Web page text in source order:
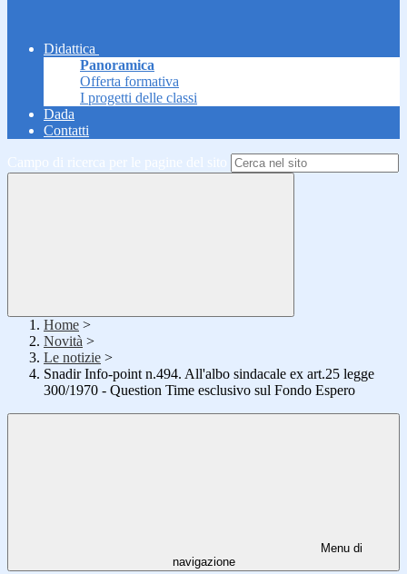
Didattica
Panoramica
Offerta formativa
I progetti delle classi
Dada
Contatti
Campo di ricerca per le pagine del sito
Home >
Novità >
Le notizie >
Snadir Info-point n.494. All'albo sindacale ex art.25 legge
300/1970 - Question Time esclusivo sul Fondo Espero
Menu di
navigazione